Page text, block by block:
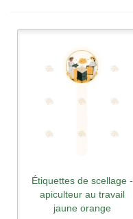
Étiquettes de scellage -
apiculteur au travail
jaune orange